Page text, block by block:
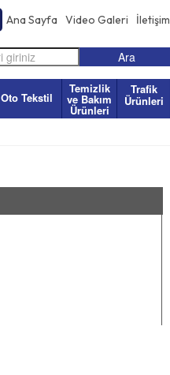
İletişim
Video Galeri
Ana Sayfa
Oto Tekstil
Temizlik
ve Bakım
Ürünleri
Trafik
Ürünleri